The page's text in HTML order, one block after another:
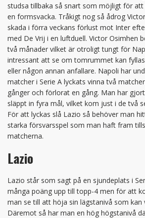
studsa tillbaka så snart som möjligt för
en formsvacka. Tråkigt nog så ådrog
skada i förra veckans förlust mot Inter
med De Vrij i en luftduell. Victor Osimhen
två månader vilket är otroligt tungt för
intressant att se om tomrummet kan
eller någon annan anfallare. Napoli har
matcher i Serie A lyckats vinna två
gånger och förlorat en gång. Man har
släppt in fyra mål, vilket kom just i de två
För att lyckas slå Lazio så behöver man
starka försvarsspel som man haft fram
matcherna.
Lazio
Lazio står som sagt på en sjundeplats i
många poäng upp till topp-4 men för att
man se till att höja sin lägstanivå som kan
Däremot så har man en hög högstanivå